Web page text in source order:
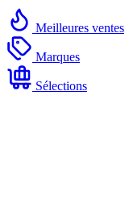
Meilleures ventes
Marques
Sélections